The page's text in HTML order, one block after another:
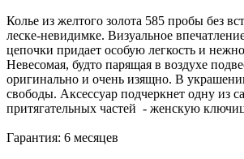
Колье из желтого золота 585 пробы без
леске-невидимке. Визуальное
цепочки придает особую легкость и
Невесомая, будто парящая в воздухе
оригинально и очень изящно. В
свободы. Аксессуар подчеркнет одну из
притягательных частей - женскую
Гарантия: 6 месяцев